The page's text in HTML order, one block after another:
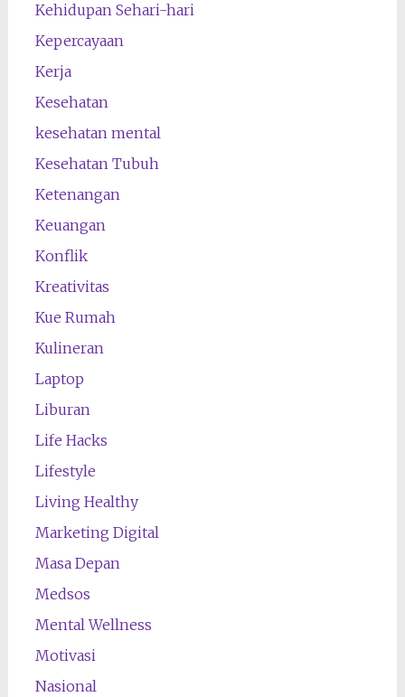
Kehidupan Sehari-hari
Kepercayaan
Kerja
Kesehatan
kesehatan mental
Kesehatan Tubuh
Ketenangan
Keuangan
Konflik
Kreativitas
Kue Rumah
Kulineran
Laptop
Liburan
Life Hacks
Lifestyle
Living Healthy
Marketing Digital
Masa Depan
Medsos
Mental Wellness
Motivasi
Nasional